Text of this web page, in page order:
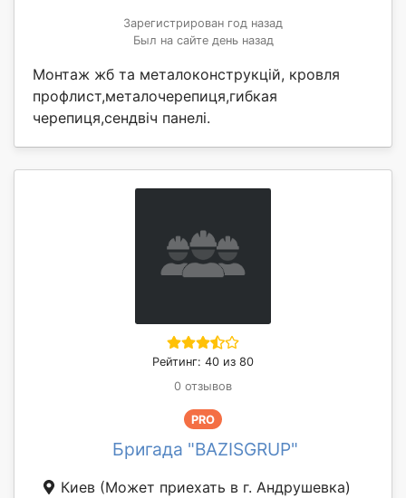
Зарегистрирован год назад
Был на сайте день назад
Монтаж жб та металоконструкцій, кровля
профлист,металочерепиця,гибкая
черепиця,сендвіч панелі.
Рейтинг: 40 из 80
0 отзывов
PRO
Бригада "BAZISGRUP"
Киев (Может приехать в г. Андрушевка)